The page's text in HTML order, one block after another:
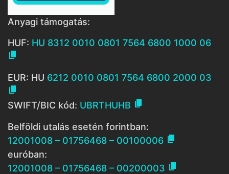
Anyagi támogatás:
HUF: HU 8312 0010 0801 7564 6800 1000 06

EUR: HU 6212 0010 0801 7564 6800 2000 03

SWIFT/BIC kód: UBRTHUHB 
Belföldi utalás esetén forintban:
12001008 – 01756468 – 00100006 
euróban:
12001008 – 01756468 – 00200003 